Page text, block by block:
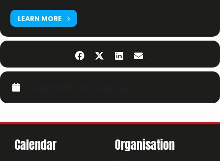
LEARN MORE
Calendar Organisation